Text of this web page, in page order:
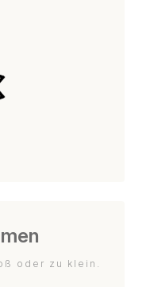
oder zu klein.